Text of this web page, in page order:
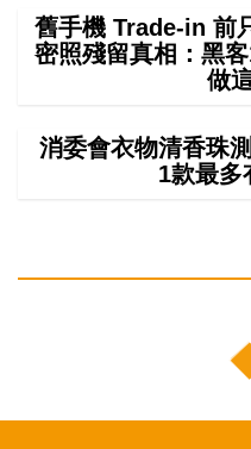
舊手機 Trade-in 前
密照殘留真相：黑
做
消委會衣物清香珠
1款最多